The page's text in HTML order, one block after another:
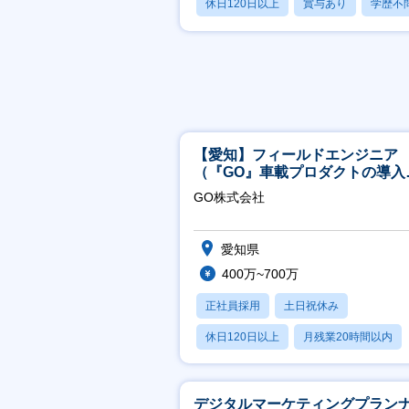
休日120日以上 賞与あり 学歴不
【愛知】フィールドエンジニア
（『GO』車載プロダクトの導入
ポート／年休120日／土日祝休
行直帰
GO株式会社
愛知県
400万~700万
正社員採用 土日祝休み
休日120日以上 月残業20時間以内
学歴不問
デジタルマーケティングプラン